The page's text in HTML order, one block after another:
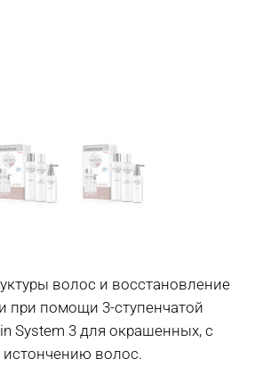
волос и восстановление
при помощи 3-ступенчатой
System 3 для окрашенных, с
истончению волос.